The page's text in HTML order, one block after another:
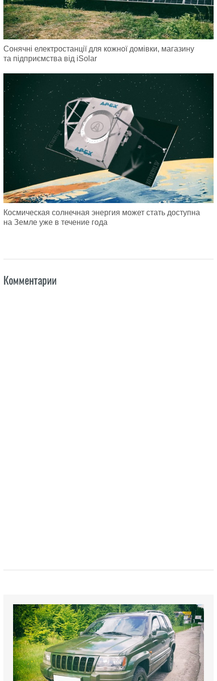
Сонячні електростанції для кожної домівки, магазину
та підприємства від iSolar
Космическая солнечная энергия может стать доступна
на Земле уже в течение года
Комментарии